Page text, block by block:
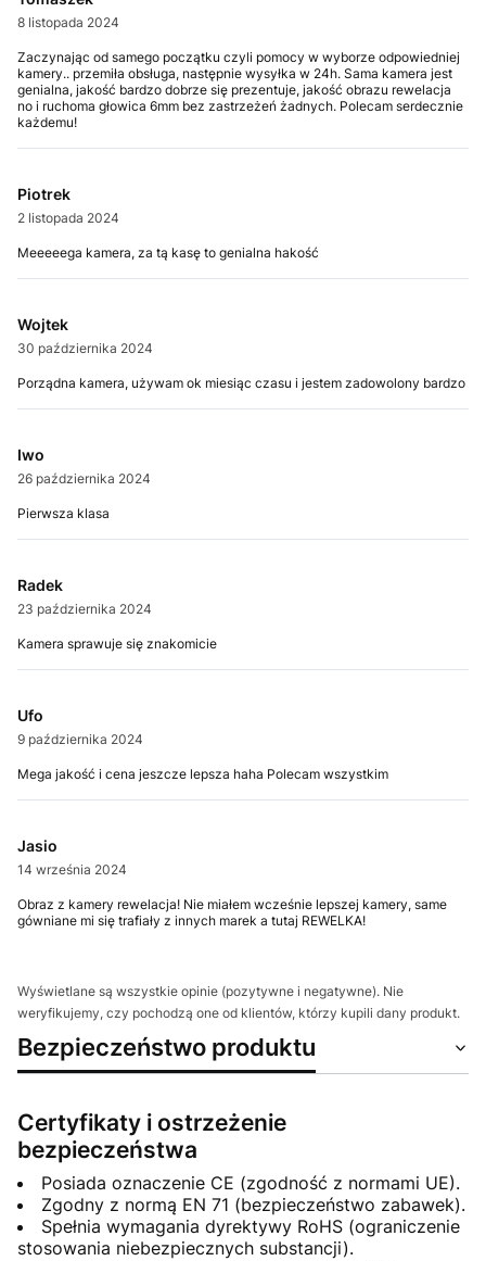
8 listopada 2024
Zaczynając od samego początku czyli pomocy w wyborze odpowiedniej
kamery.. przemiła obsługa, następnie wysyłka w 24h. Sama kamera jest
genialna, jakość bardzo dobrze się prezentuje, jakość obrazu rewelacja
no i ruchoma głowica 6mm bez zastrzeżeń żadnych. Polecam serdecznie
każdemu!
Piotrek
2 listopada 2024
Meeeeega kamera, za tą kasę to genialna hakość
Wojtek
30 października 2024
Porządna kamera, używam ok miesiąc czasu i jestem zadowolony bardzo
Iwo
26 października 2024
Pierwsza klasa
Radek
23 października 2024
Kamera sprawuje się znakomicie
Ufo
9 października 2024
Mega jakość i cena jeszcze lepsza haha Polecam wszystkim
Jasio
14 września 2024
Obraz z kamery rewelacja! Nie miałem wcześnie lepszej kamery, same
gówniane mi się trafiały z innych marek a tutaj REWELKA!
Wyświetlane są wszystkie opinie (pozytywne i negatywne). Nie
weryfikujemy, czy pochodzą one od klientów, którzy kupili dany produkt.
Bezpieczeństwo produktu
Certyfikaty i ostrzeżenie
bezpieczeństwa
Posiada oznaczenie CE (zgodność z normami UE).
Zgodny z normą EN 71 (bezpieczeństwo zabawek).
Spełnia wymagania dyrektywy RoHS (ograniczenie
stosowania niebezpiecznych substancji).